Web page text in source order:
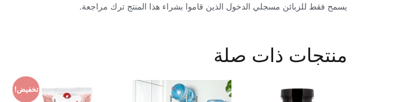
يسمح فقط للزبائن مسجلي الدخول الذين قاموا بشراء هذا المنتج ترك مراجعة.
منتجات ذات صلة
تخفيض!